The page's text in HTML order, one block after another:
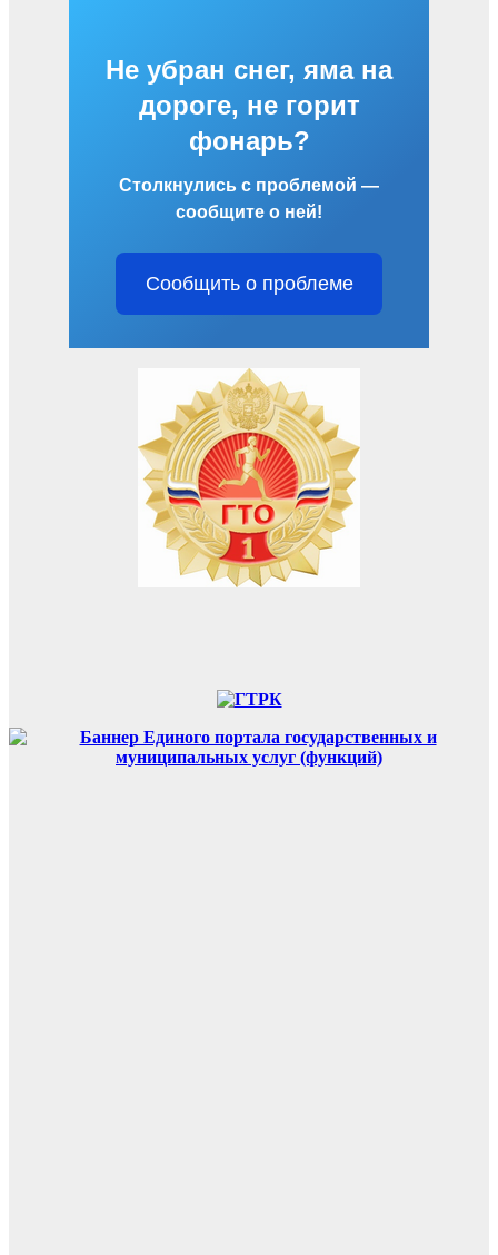
Не убран снег, яма на
дороге, не горит
фонарь?
Столкнулись с проблемой —
сообщите о ней!
Сообщить о проблеме